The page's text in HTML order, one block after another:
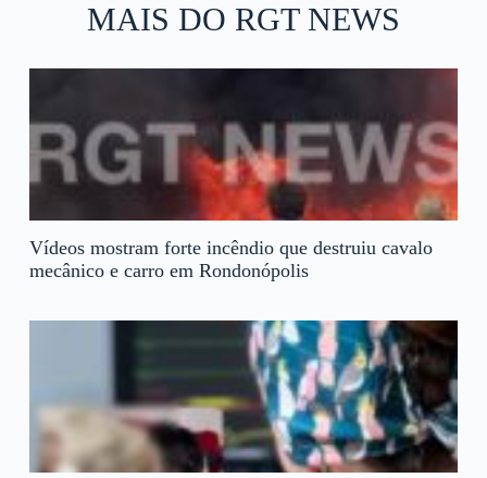
MAIS DO RGT NEWS
Vídeos mostram forte incêndio que destruiu cavalo
mecânico e carro em Rondonópolis